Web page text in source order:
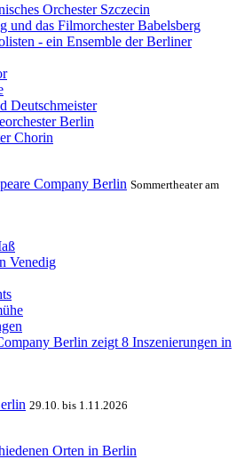
Orchester Szczecin
und das Filmorchester Babelsberg
- ein Ensemble der Berliner
Deutschmeister
Berlin
Chorin
Company Berlin Sommertheater am
Venedig
Berlin zeigt 8 Inszenierungen in
29.10. bis 1.11.2026
Orten in Berlin